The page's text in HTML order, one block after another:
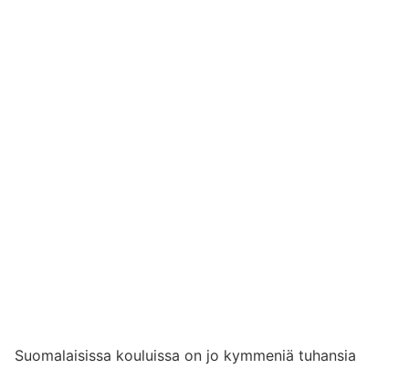
Suomalaisissa kouluissa on jo kymmeniä tuhansia